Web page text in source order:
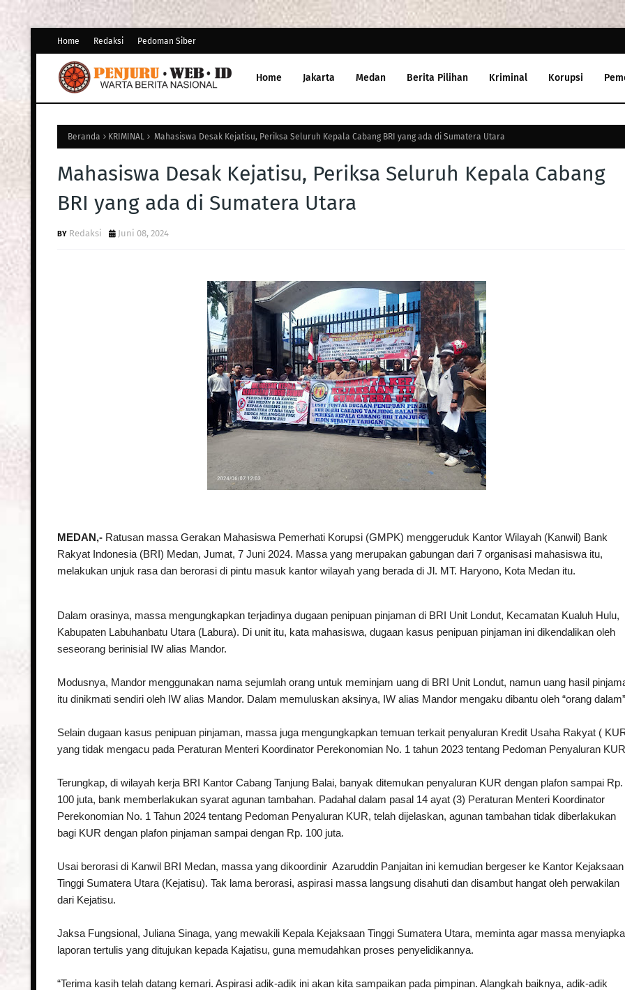
Home Redaksi Pedoman Siber
Home Jakarta Medan Berita Pilihan Kriminal Korupsi
Beranda KRIMINAL Mahasiswa Desak Kejatisu, Periksa Seluruh Kepala Cabang BRI yang ada di Sumatera Utara
Mahasiswa Desak Kejatisu, Periksa Seluruh Kepala Cabang
BRI yang ada di Sumatera Utara
Redaksi Juni 08, 2024
MEDAN,- Ratusan massa Gerakan Mahasiswa Pemerhati Korupsi (GMPK) menggeruduk Kantor Wilayah (Kanwil) Bank
Rakyat Indonesia (BRI) Medan, Jumat, 7 Juni 2024. Massa yang merupakan gabungan dari 7 organisasi mahasiswa itu,
melakukan unjuk rasa dan berorasi di pintu masuk kantor wilayah yang berada di Jl. MT. Haryono, Kota Medan itu.
Dalam orasinya, massa mengungkapkan terjadinya dugaan penipuan pinjaman di BRI Unit Londut, Kecamatan Kualuh Hulu,
Kabupaten Labuhanbatu Utara (Labura). Di unit itu, kata mahasiswa, dugaan kasus penipuan pinjaman ini dikendalikan oleh
seseorang berinisial IW alias Mandor.
Modusnya, Mandor menggunakan nama sejumlah orang untuk meminjam uang di BRI Unit Londut, namun uang hasil
itu dinikmati sendiri oleh IW alias Mandor. Dalam memuluskan aksinya, IW alias Mandor mengaku dibantu oleh “orang
Selain dugaan kasus penipuan pinjaman, massa juga mengungkapkan temuan terkait penyaluran Kredit Usaha Rakyat (
yang tidak mengacu pada Peraturan Menteri Koordinator Perekonomian No. 1 tahun 2023 tentang Pedoman Penyaluran
Terungkap, di wilayah kerja BRI Kantor Cabang Tanjung Balai, banyak ditemukan penyaluran KUR dengan plafon sampai Rp.
100 juta, bank memberlakukan syarat agunan tambahan. Padahal dalam pasal 14 ayat (3) Peraturan Menteri Koordinator
Perekonomian No. 1 Tahun 2024 tentang Pedoman Penyaluran KUR, telah dijelaskan, agunan tambahan tidak diberlakukan
bagi KUR dengan plafon pinjaman sampai dengan Rp. 100 juta.
Usai berorasi di Kanwil BRI Medan, massa yang dikoordinir Azaruddin Panjaitan ini kemudian bergeser ke Kantor Kejaksaan
Tinggi Sumatera Utara (Kejatisu). Tak lama berorasi, aspirasi massa langsung disahuti dan disambut hangat oleh perwakilan
dari Kejatisu.
Jaksa Fungsional, Juliana Sinaga, yang mewakili Kepala Kejaksaan Tinggi Sumatera Utara, meminta agar massa
laporan tertulis yang ditujukan kepada Kajatisu, guna memudahkan proses penyelidikannya.
“Terima kasih telah datang kemari. Aspirasi adik-adik ini akan kita sampaikan pada pimpinan. Alangkah baiknya, adik-adik